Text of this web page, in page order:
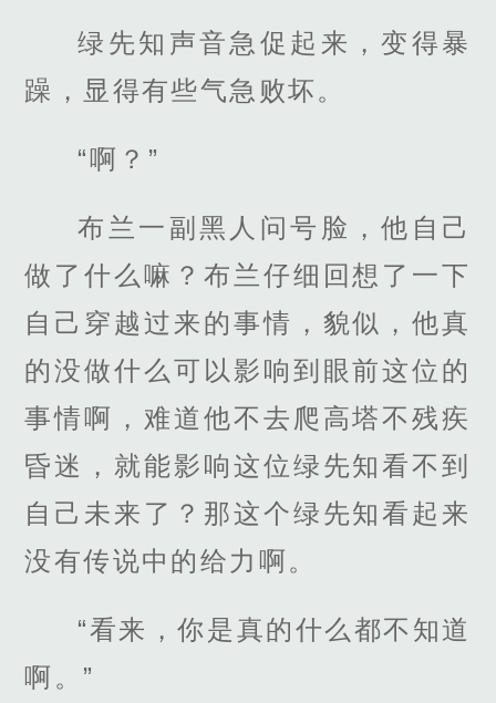
绿先知声音急促起来，变得暴
躁，显得有些气急败坏。
“啊？”
布兰一副黑人问号脸，他自己
做了什么嘛？布兰仔细回想了一下
自己穿越过来的事情，貌似，他真
的没做什么可以影响到眼前这位的
事情啊，难道他不去爬高塔不残疾
昏迷，就能影响这位绿先知看不到
自己未来了？那这个绿先知看起来
没有传说中的给力啊。
“看来，你是真的什么都不知道
啊。”